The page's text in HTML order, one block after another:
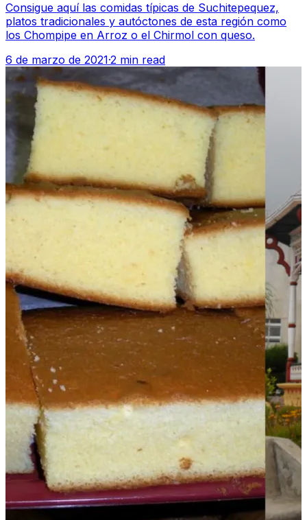
Consigue aquí las comidas típicas de Suchitepequez,
platos tradicionales y autóctones de esta región como
los Chompipe en Arroz o el Chirmol con queso.
6 de marzo de 2021·2 min read